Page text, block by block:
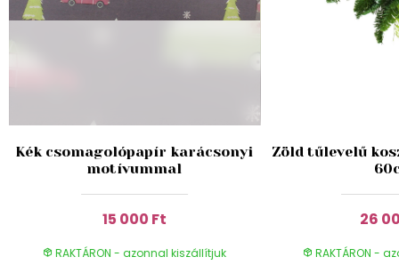
Kék csomagolópapír karácsonyi
motívummal
15 000 Ft
RAKTÁRON - azonnal kiszállítjuk
Zöld tűlevelű
26
RAKTÁRON -